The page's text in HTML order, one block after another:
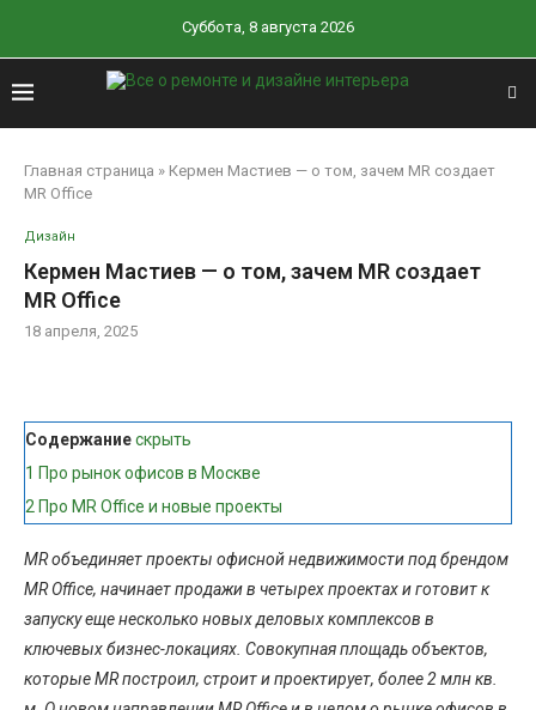
Суббота, 8 августа 2026
Главная страница » Кермен Мастиев — о том, зачем MR создает
MR Office
Дизайн
Кермен Мастиев — о том, зачем MR создает
MR Office
18 апреля, 2025
Содержаниескрыть
1 Про рынок офисов в Москве
2 Про MR Office и новые проекты
MR объединяет проекты офисной недвижимости под брендом
MR Office, начинает продажи в четырех проектах и готовит к
запуску еще несколько новых деловых комплексов в
ключевых бизнес-локациях. Совокупная площадь объектов,
которые МR построил, строит и проектирует, более 2 млн кв.